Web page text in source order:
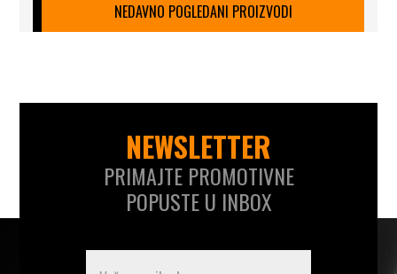
NEDAVNO POGLEDANI PROIZVODI
NEWSLETTER
PRIMAJTE PROMOTIVNE
POPUSTE U INBOX